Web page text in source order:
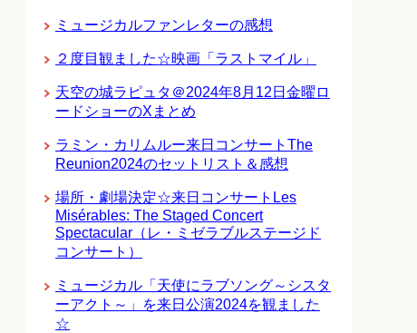
ミュージカルファンレターの感想
２度目観ました☆映画「ラストマイル」
天空の城ラピュタ＠2024年8月12日金曜ロ
ードショーのXまとめ
ラミン・カリムルー来日コンサートThe
Reunion2024のセットリスト＆感想
場所・劇場決定☆来日コンサートLes
Misérables: The Staged Concert
Spectacular（レ・ミゼラブルステージド
コンサート）
ミュージカル「天使にラブソング～シスタ
ーアクト～」を来日公演2024を観ました
☆